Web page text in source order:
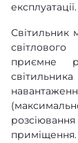
експлуатації.
Світильник
приємне
приміщення.